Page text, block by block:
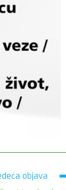
objava